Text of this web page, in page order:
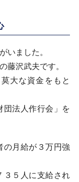
いました。
藤沢武夫です。
大な資金をもと
団法人作行会」を
の月給が３万円強
３５人に支給され